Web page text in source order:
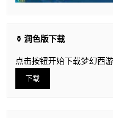
⚱️ 润色版下载
点击按钮开始下载梦幻西
下载